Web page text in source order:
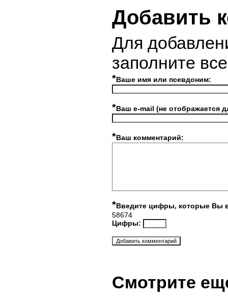
Добавить
Для
заполните
*Ваше имя или псевдоним:
*Ваш e-mail (не отображается
*Ваш комментарий:
*Введите цифры, которые Вы
58674
Цифры:
Смотрите